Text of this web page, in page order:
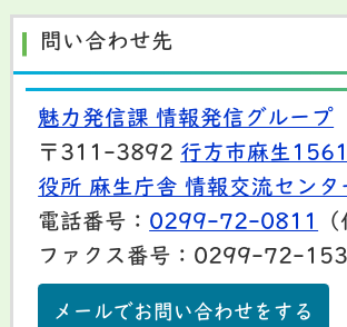
問い合わせ先
魅力発信課 情報発信グループ
〒311-3892 行方市麻生
役所 麻生庁舎 情報交流センタ
電話番号： 0299-72-0811
ファクス番号：0299-72-
メールでお問い合わせをする